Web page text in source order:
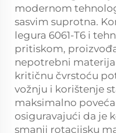
modernom
sasvim suprotna.
legura 6061-T6 i
pritiskom,
nepotrebni
kritičnu čvrstoću
vožnju i korištenje
maksimalno
osiguravajući da je
smanji rotacijsku